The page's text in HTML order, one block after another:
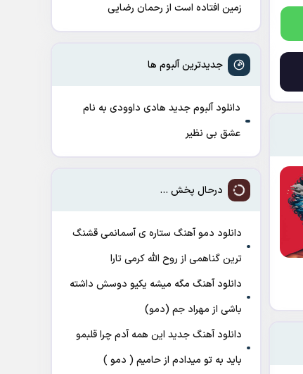
زمین افتاده است از رحمان رضایی
جدیدترین آلبوم ها
دانلود آلبوم جدید هادی داوودی به نام
عشق بی نظیر
درحال پخش ...
دانلود دمو آهنگ ﺳﺘﺎره ی آﺳﻤﺎﻧﻤﻰ ﻗﺸﻨﮓ
ﺗﺮﻳﻦ ﮔﻨﺎﻫﻤﻰ از روح الله کرمی تارا
دانلود آهنگ مگه میشه یکیو دوسش داشته
باشی از مهراد جم (دمو)
دانلود آهنگ جدید این همه آدم چرا قلبمو
باید به تو میدادم از حامیم ( دمو )